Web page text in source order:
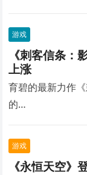
游戏
《刺客信条：
上涨
育碧的最新力作
的…
游戏
《永恒天空》